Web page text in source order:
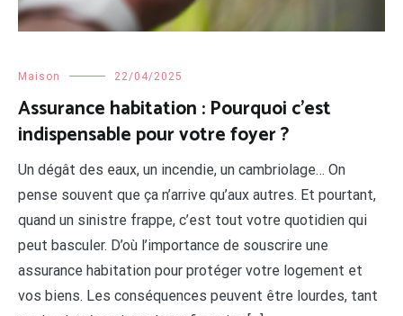
Maison 22/04/2025
Assurance habitation : Pourquoi c’est
indispensable pour votre foyer ?
Un dégât des eaux, un incendie, un cambriolage… On
pense souvent que ça n’arrive qu’aux autres. Et pourtant,
quand un sinistre frappe, c’est tout votre quotidien qui
peut basculer. D’où l’importance de souscrire une
assurance habitation pour protéger votre logement et
vos biens. Les conséquences peuvent être lourdes, tant